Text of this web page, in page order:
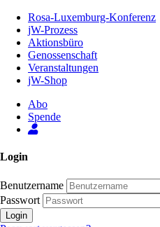
Inhalt
Seite
Rosa-Luxemburg-Konferenz
jW-Prozess
Aktionsbüro
Genossenschaft
Veranstaltungen
jW-Shop
Abo
Spende
Login
Benutzername
Passwort
Login